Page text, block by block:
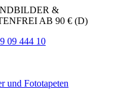
&
AB 90 € (D)
09 444 10